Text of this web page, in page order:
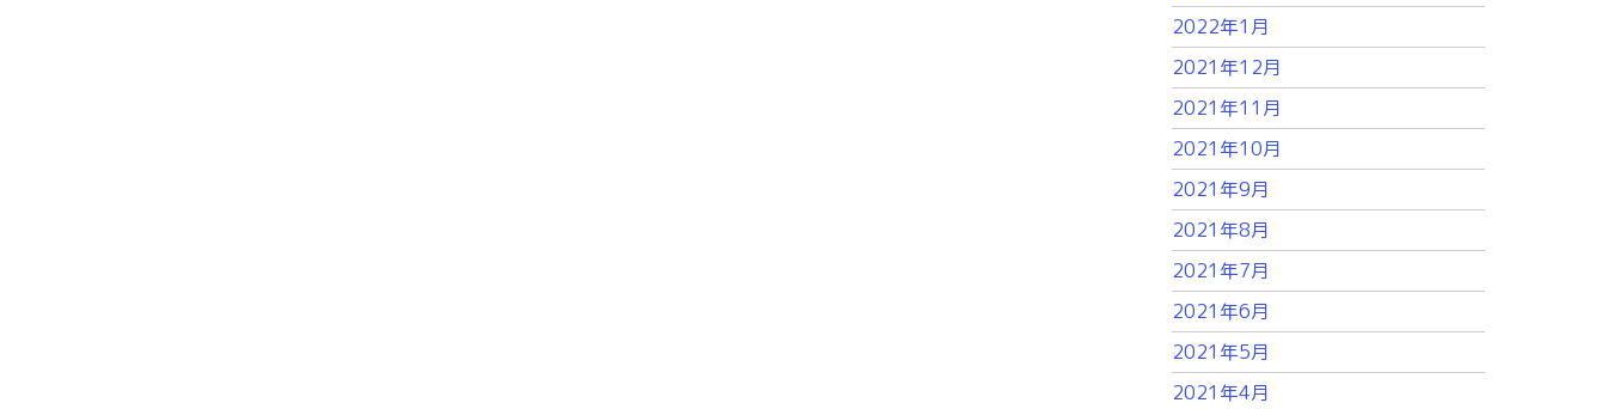
2022年1月
2021年12月
2021年11月
2021年10月
2021年9月
2021年8月
2021年7月
2021年6月
2021年5月
2021年4月